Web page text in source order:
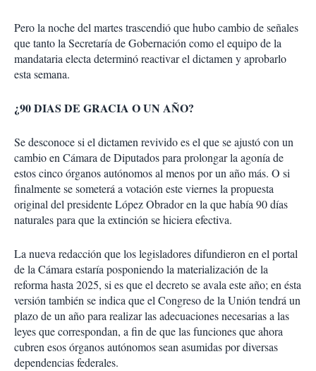
Pero la noche del martes trascendió que hubo cambio de señales
que tanto la Secretaría de Gobernación como el equipo de la
mandataria electa determinó reactivar el dictamen y aprobarlo
esta semana.
¿90 DIAS DE GRACIA O UN AÑO?
Se desconoce si el dictamen revivido es el que se ajustó con un
cambio en Cámara de Diputados para prolongar la agonía de
estos cinco órganos autónomos al menos por un año más. O si
finalmente se someterá a votación este viernes la propuesta
original del presidente López Obrador en la que había 90 días
naturales para que la extinción se hiciera efectiva.
La nueva redacción que los legisladores difundieron en el portal
de la Cámara estaría posponiendo la materialización de la
reforma hasta 2025, si es que el decreto se avala este año; en ésta
versión también se indica que el Congreso de la Unión tendrá un
plazo de un año para realizar las adecuaciones necesarias a las
leyes que correspondan, a fin de que las funciones que ahora
cubren esos órganos autónomos sean asumidas por diversas
dependencias federales.